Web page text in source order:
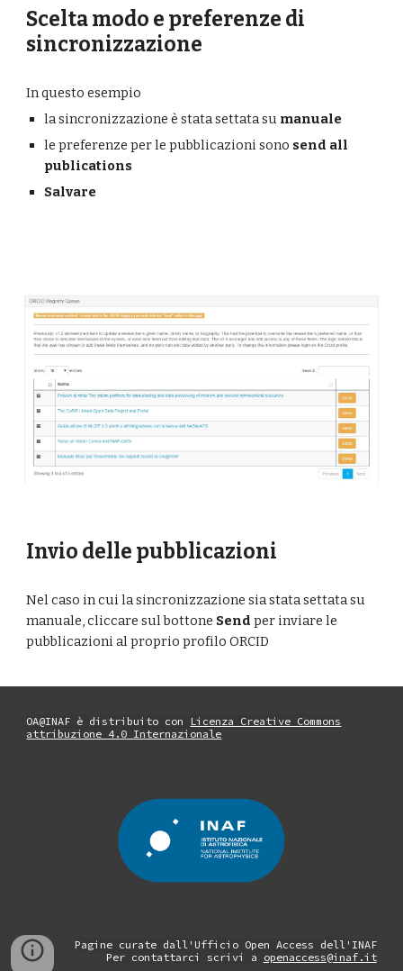
Scelta modo e preferenze di
sincronizzazione
In questo esempio
la sincronizzazione è stata settata su manuale
le preferenze per le pubblicazioni sono send all
publications
Salvare
Invio delle pubblicazioni
Nel caso in cui la sincronizzazione sia stata settata su
manuale, cliccare sul bottone Send per inviare le
pubblicazioni al proprio profilo ORCID
OA@INAF è distribuito con
Licenza Creative Commons
attribuzione 4.0 Internazionale
Pagine curate dall'Ufficio Open Access dell'INAF
Per contattarci scrivi a openaccess@inaf.it